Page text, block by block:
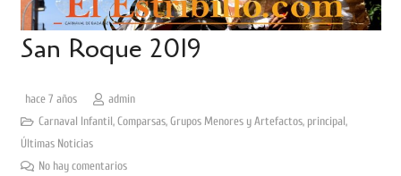
San Roque 2019
hace 7 años
admin
Carnaval Infantil,Comparsas,Grupos Menores y Artefactos, principal,
Últimas Noticias
No hay comentarios